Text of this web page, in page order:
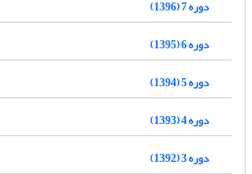
دوره 7 (1396)
دوره 6 (1395)
دوره 5 (1394)
دوره 4 (1393)
دوره 3 (1392)